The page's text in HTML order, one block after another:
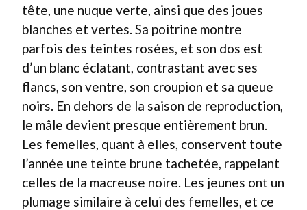
tête, une nuque verte, ainsi que des joues
blanches et vertes. Sa poitrine montre
parfois des teintes rosées, et son dos est
d’un blanc éclatant, contrastant avec ses
flancs, son ventre, son croupion et sa queue
noirs. En dehors de la saison de reproduction,
le mâle devient presque entièrement brun.
Les femelles, quant à elles, conservent toute
l’année une teinte brune tachetée, rappelant
celles de la macreuse noire. Les jeunes ont un
plumage similaire à celui des femelles, et ce